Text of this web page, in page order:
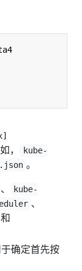
，
kube-
。
、
kube-
、
和
确定首先按